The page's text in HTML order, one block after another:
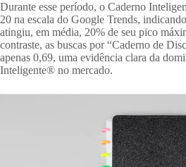
Durante esse período, o Caderno
20 na escala do Google Trends,
atingiu, em média, 20% de seu pico
contraste, as buscas por “Caderno de
apenas 0,69, uma evidência clara da
Inteligente® no mercado.